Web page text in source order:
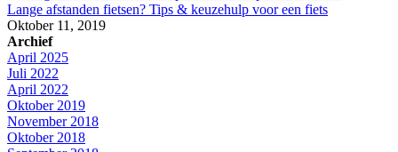
Lange afstanden fietsen? Tips & keuzehulp voor een fiets
Oktober 11, 2019
Archief
April 2025
Juli 2022
April 2022
Oktober 2019
November 2018
Oktober 2018